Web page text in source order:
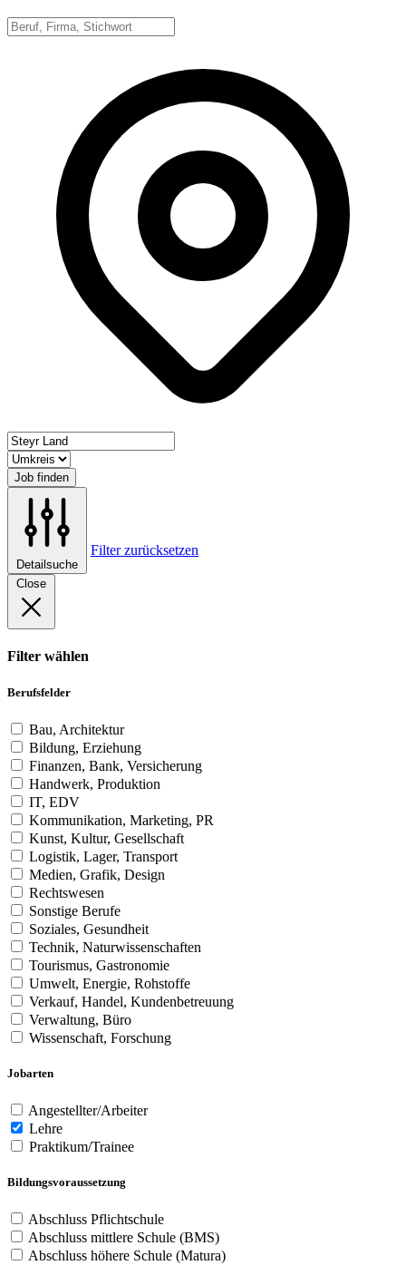
Job finden
Detailsuche
Filter zurücksetzen
Close
Filter wählen
Berufsfelder
Bau, Architektur
Bildung, Erziehung
Finanzen, Bank, Versicherung
Handwerk, Produktion
IT, EDV
Kommunikation, Marketing, PR
Kunst, Kultur, Gesellschaft
Logistik, Lager, Transport
Medien, Grafik, Design
Rechtswesen
Sonstige Berufe
Soziales, Gesundheit
Technik, Naturwissenschaften
Tourismus, Gastronomie
Umwelt, Energie, Rohstoffe
Verkauf, Handel, Kundenbetreuung
Verwaltung, Büro
Wissenschaft, Forschung
Jobarten
Angestellter/Arbeiter
Lehre
Praktikum/Trainee
Bildungsvoraussetzung
Abschluss Pflichtschule
Abschluss mittlere Schule (BMS)
Abschluss höhere Schule (Matura)